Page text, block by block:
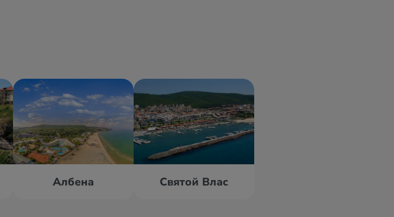
Албена Святой Влас